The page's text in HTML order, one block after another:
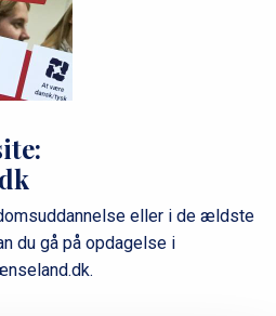
eller i de ældste
du gå på opdagelse i